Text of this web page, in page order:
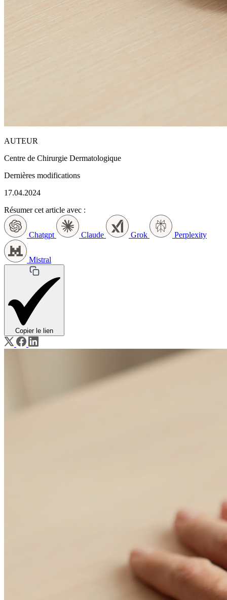
AUTEUR
Centre de Chirurgie Dermatologique
Dernières modifications
17.04.2024
Résumer cet article avec :
Chatgpt Claude Grok Perplexity
Mistral
Copier le lien